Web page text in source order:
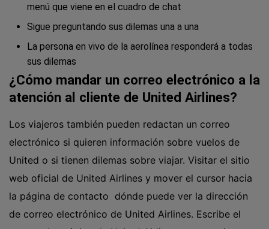
menú que viene en el cuadro de chat
Sigue preguntando sus dilemas una a una
La persona en vivo de la aerolínea responderá a todas
sus dilemas
¿Cómo mandar un correo electrónico a la
atención al cliente de United Airlines?
Los viajeros también pueden redactan un correo
electrónico si quieren información sobre vuelos de
United o si tienen dilemas sobre viajar. Visitar el sitio
web oficial de United Airlines y mover el cursor hacia
la página de contacto dónde puede ver la dirección
de correo electrónico de United Airlines. Escribe el